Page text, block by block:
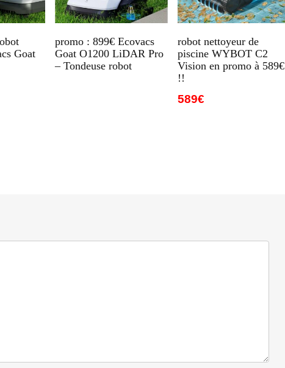
Goat
promo : 899€ Ecovacs
Goat O1200 LiDAR Pro
– Tondeuse robot
robot nettoyeur de
piscine WYBOT C2
Vision en promo à 589€
!!
589€